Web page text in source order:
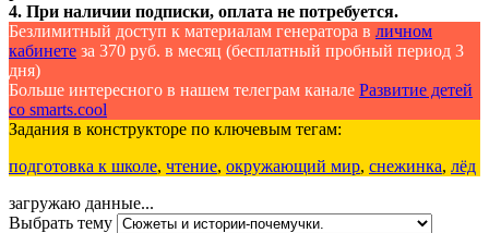
4. При наличии подписки, оплата не потребуется.
Безлимитный доступ к материалам генератора в личном
кабинете за 370 руб. в месяц (бесплатный пробный период 3
дня)
Больше интересного в нашем телеграм канале Развитие детей
со smarts.cool
Задания в конструкторе по ключевым тегам:
подготовка к школе, чтение, окружающий мир, снежинка, лёд
загружаю данные...
Выбрать тему